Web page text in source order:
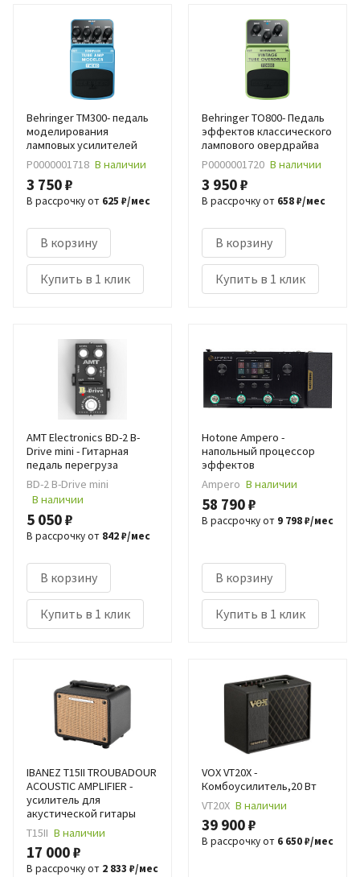
Behringer TM300- педаль
моделирования
ламповых усилителей
Р0000001718 В наличии
3 750 ₽
В рассрочку от 625 ₽/мес
В корзину
Купить в 1 клик
Behringer TO800- Педаль
эффектов классического
лампового овердрайва
Р0000001720 В наличии
3 950 ₽
В рассрочку от 658 ₽/мес
В корзину
Купить в 1 клик
AMT Electronics BD-2 B-
Drive mini - Гитарная
педаль перегруза
BD-2 B-Drive mini
В наличии
5 050 ₽
В рассрочку от 842 ₽/мес
В корзину
Купить в 1 клик
Hotone Ampero -
напольный процессор
эффектов
Ampero В наличии
58 790 ₽
В рассрочку от 9 798 ₽/мес
В корзину
Купить в 1 клик
IBANEZ T15II TROUBADOUR
ACOUSTIC AMPLIFIER -
усилитель для
акустической гитары
T15II В наличии
17 000 ₽
В рассрочку от 2 833 ₽/мес
VOX VT20X -
Комбоусилитель,20 Вт
VT20X В наличии
39 900 ₽
В рассрочку от 6 650 ₽/мес